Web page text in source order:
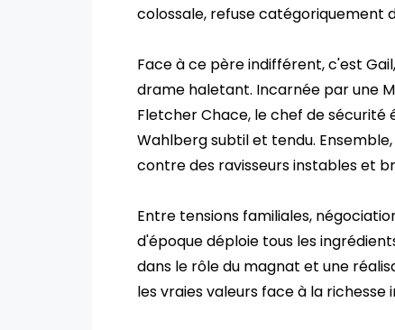
colossale, refuse catégoriquement
Face à ce père indifférent, c'est
drame haletant. Incarnée par une
Fletcher Chace, le chef de sécurité
Wahlberg subtil et tendu.
contre des ravisseurs instables et
Entre tensions familiales,
d'époque déploie tous les
dans le rôle du magnat et une
les vraies valeurs face à la richesse